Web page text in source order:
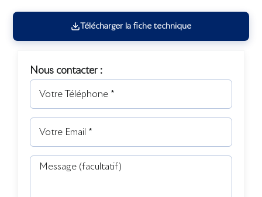
Télécharger la fiche technique
Nous contacter :